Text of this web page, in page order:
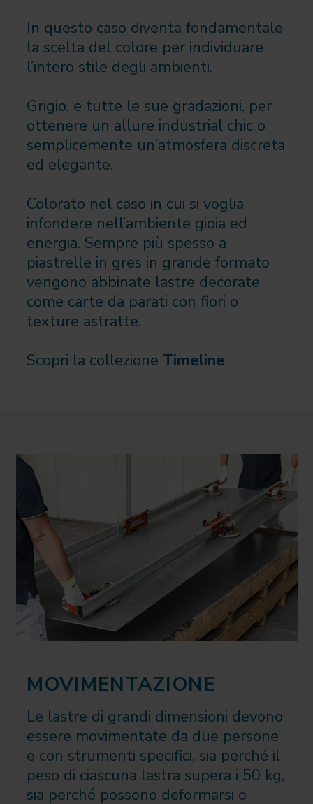
In questo caso diventa fondamentale
la scelta del colore per individuare
l’intero stile degli ambienti.
Grigio, e tutte le sue gradazioni, per
ottenere un allure industrial chic o
semplicemente un’atmosfera discreta
ed elegante.
Colorato nel caso in cui si voglia
infondere nell’ambiente gioia ed
energia. Sempre più spesso a
piastrelle in gres in grande formato
vengono abbinate lastre decorate
come carte da parati con fiori o
texture astratte.
Scopri la collezione Timeline
MOVIMENTAZIONE
Le lastre di grandi dimensioni devono
essere movimentate da due persone
e con strumenti specifici, sia perché il
peso di ciascuna lastra supera i 50 kg,
sia perché possono deformarsi o